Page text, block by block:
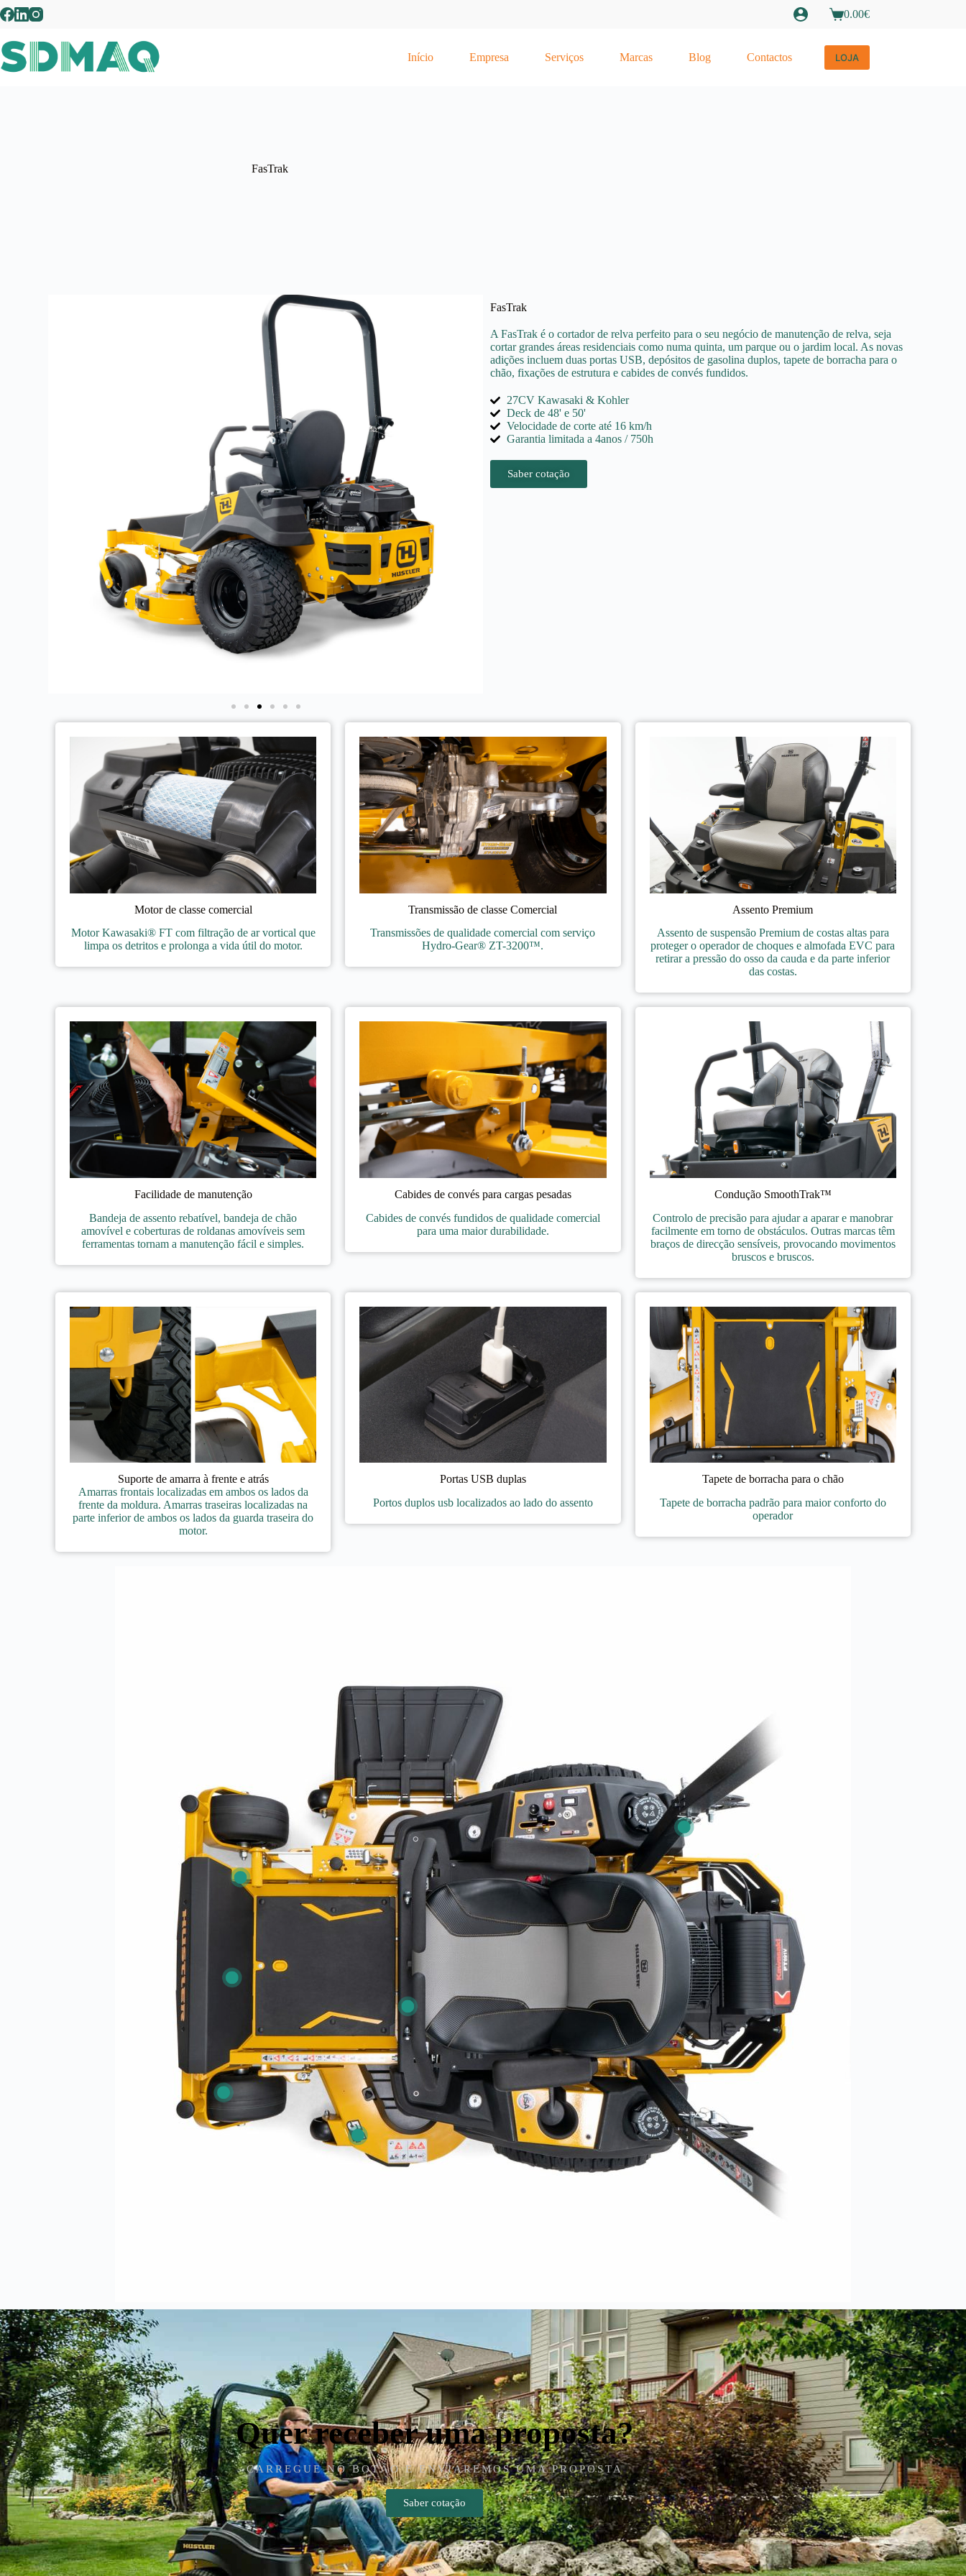
0.00€
Início Empresa Serviços Marcas Blog Contactos LOJA
FasTrak
FasTrak
A FasTrak é o cortador de relva perfeito para o seu negócio de manutenção de relva, seja
cortar grandes áreas residenciais como numa quinta, um parque ou o jardim local. As novas
adições incluem duas portas USB, depósitos de gasolina duplos, tapete de borracha para o
chão, fixações de estrutura e cabides de convés fundidos.
27CV Kawasaki & Kohler
Deck de 48' e 50'
Velocidade de corte até 16 km/h
Garantia limitada a 4anos / 750h
Saber cotação
Motor de classe comercial
Motor Kawasaki® FT com filtração de ar vortical que
limpa os detritos e prolonga a vida útil do motor.
Transmissão de classe Comercial
Transmissões de qualidade comercial com serviço
Hydro-Gear® ZT-3200™.
Assento Premium
Assento de suspensão Premium de costas altas para
proteger o operador de choques e almofada EVC para
retirar a pressão do osso da cauda e da parte inferior
das costas.
Facilidade de manutenção
Bandeja de assento rebatível, bandeja de chão
amovível e coberturas de roldanas amovíveis sem
ferramentas tornam a manutenção fácil e simples.
Cabides de convés para cargas pesadas
Cabides de convés fundidos de qualidade comercial
para uma maior durabilidade.
Condução SmoothTrak™
Controlo de precisão para ajudar a aparar e manobrar
facilmente em torno de obstáculos. Outras marcas têm
braços de direcção sensíveis, provocando movimentos
bruscos e bruscos.
Suporte de amarra à frente e atrás
Amarras frontais localizadas em ambos os lados da
frente da moldura. Amarras traseiras localizadas na
parte inferior de ambos os lados da guarda traseira do
motor.
Portas USB duplas
Portos duplos usb localizados ao lado do assento
Tapete de borracha para o chão
Tapete de borracha padrão para maior conforto do
operador
Quer receber uma proposta?
CARREGUE NO BOTÃO E ENVIAREMOS UMA PROPOSTA
Saber cotação